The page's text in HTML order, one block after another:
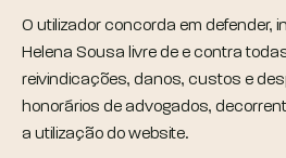
O utilizador concorda em defender,
Helena Sousa livre de e contra
reivindicações, danos, custos e
honorários de advogados,
a utilização do website.